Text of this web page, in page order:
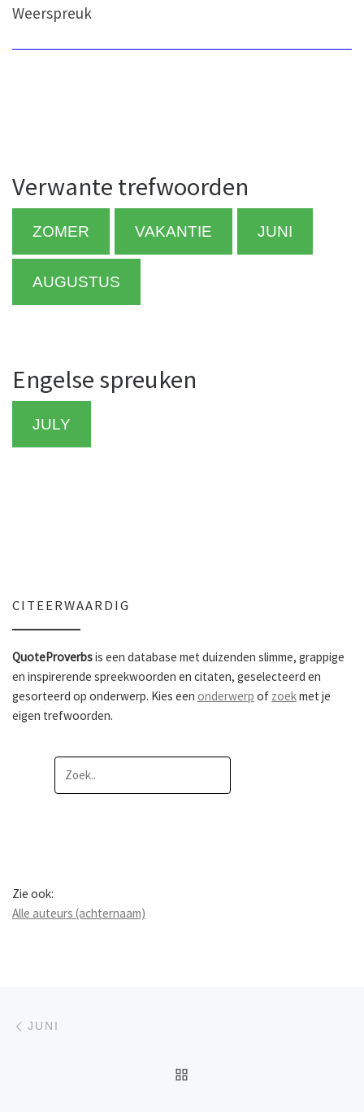
Weerspreuk
Verwante trefwoorden
ZOMER VAKANTIE JUNI
AUGUSTUS
Engelse spreuken
JULY
CITEERWAARDIG
QuoteProverbsis een database met duizenden slimme, grappige
en inspirerende spreekwoorden en citaten, geselecteerd en
gesorteerd op onderwerp. Kies een onderwerp of zoekmet je
eigen trefwoorden.
Zie ook:
Alle auteurs (achternaam)
Berichtnavigatie
JUNI